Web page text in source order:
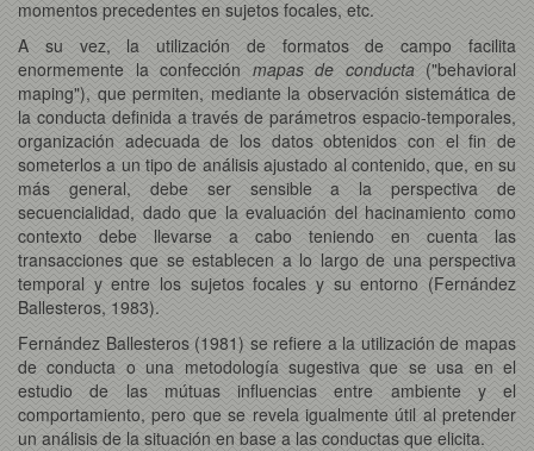
momentos precedentes en sujetos focales, etc.
A su vez, la utilización de formatos de campo facilita
enormemente la confección mapas de conducta("behavioral
maping"), que permiten, mediante la observación sistemática de
la conducta definida a través de parámetros espacio-temporales,
organización adecuada de los datos obtenidos con el fin de
someterlos a un tipo de análisis ajustado al contenido, que, en su
más general, debe ser sensible a la perspectiva de
secuencialidad, dado que la evaluación del hacinamiento como
contexto debe llevarse a cabo teniendo en cuenta las
transacciones que se establecen a lo largo de una perspectiva
temporal y entre los sujetos focales y su entorno (Fernández
Ballesteros, 1983).
Fernández Ballesteros (1981) se refiere a la utilización de mapas
de conducta o una metodología sugestiva que se usa en el
estudio de las mútuas influencias entre ambiente y el
comportamiento, pero que se revela igualmente útil al pretender
un análisis de la situación en base a las conductas que elicita.